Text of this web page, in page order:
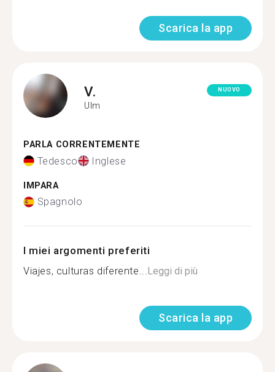
Scarica la app
V.
Ulm
NUOVO
PARLA CORRENTEMENTE
Tedesco Inglese
IMPARA
Spagnolo
I miei argomenti preferiti
Viajes, culturas diferente...Leggi di più
Scarica la app